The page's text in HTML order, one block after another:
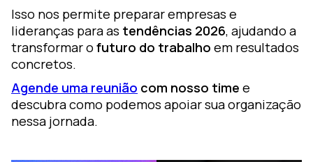
Isso nos permite preparar empresas e
lideranças para as tendências 2026, ajudando a
transformar o futuro do trabalho em resultados
concretos.
Agende uma reunião com nosso time e
descubra como podemos apoiar sua organização
nessa jornada.